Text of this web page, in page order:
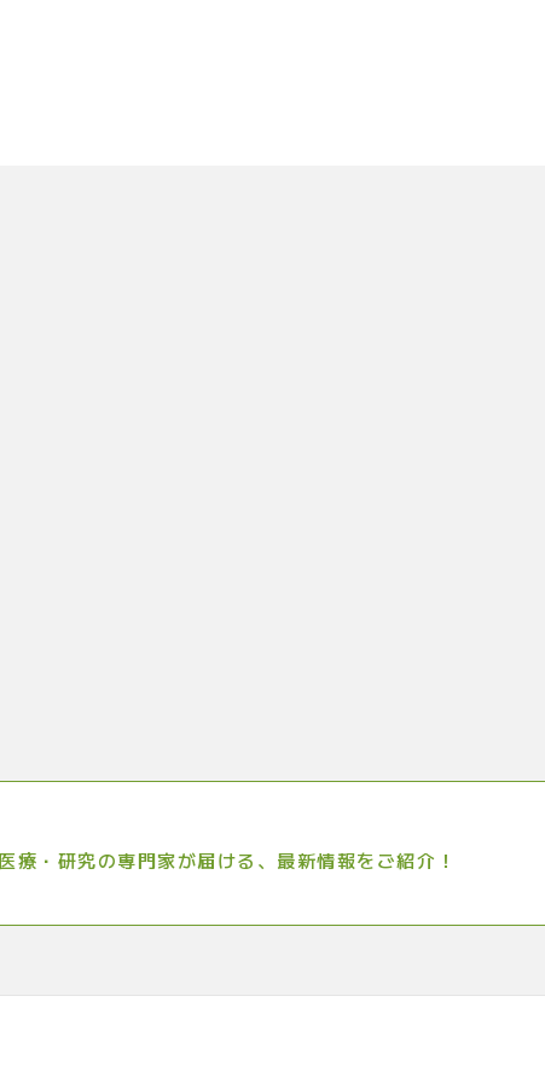
療・研究の専門家が届ける、最新情報をご紹介！